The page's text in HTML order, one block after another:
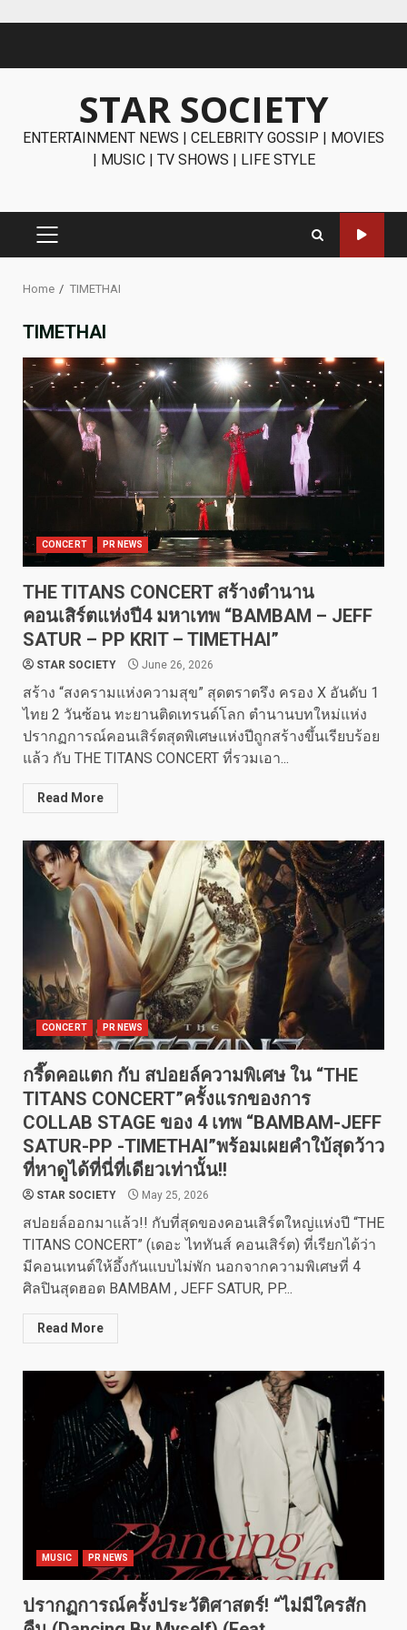
STAR SOCIETY
ENTERTAINMENT NEWS | CELEBRITY GOSSIP | MOVIES
| MUSIC | TV SHOWS | LIFE STYLE
PRIMARY
Home TIMETHAI
TIMETHAI
CONCERT PR NEWS
THE TITANS CONCERT สร้างตำนาน
คอนเสิร์ตแห่งปี4 มหาเทพ “BAMBAM – JEFF
SATUR – PP KRIT – TIMETHAI”
STAR SOCIETY June 26, 2026
สร้าง “สงครามแห่งความสุข” สุดตราตรึง ครอง X อันดับ 1
ไทย 2 วันซ้อน ทะยานติดเทรนด์โลก ตำนานบทใหม่แห่ง
ปรากฏการณ์คอนเสิร์ตสุดพิเศษแห่งปีถูกสร้างขึ้นเรียบร้อย
แล้ว กับ THE TITANS CONCERT ที่รวมเอา...
Read More
CONCERT PR NEWS
กรี๊ดคอแตก กับ สปอยล์ความพิเศษ ใน “THE
TITANS CONCERT”ครั้งแรกของการ
COLLAB STAGE ของ 4 เทพ “BAMBAM-JEFF
SATUR-PP -TIMETHAI”พร้อมเผยคำใบ้สุดว้าว
ที่หาดูได้ที่นี่ที่เดียวเท่านั้น!!
STAR SOCIETY May 25, 2026
สปอยล์ออกมาแล้ว!! กับที่สุดของคอนเสิร์ตใหญ่แห่งปี “THE
TITANS CONCERT” (เดอะ ไททันส์ คอนเสิร์ต) ที่เรียกได้ว่า
มีคอนเทนต์ให้อึ้งกันแบบไม่พัก นอกจากความพิเศษที่ 4
ศิลปินสุดฮอต BAMBAM , JEFF SATUR, PP...
Read More
MUSIC PR NEWS
ปรากฏการณ์ครั้งประวัติศาสตร์! “ไม่มีใครสัก